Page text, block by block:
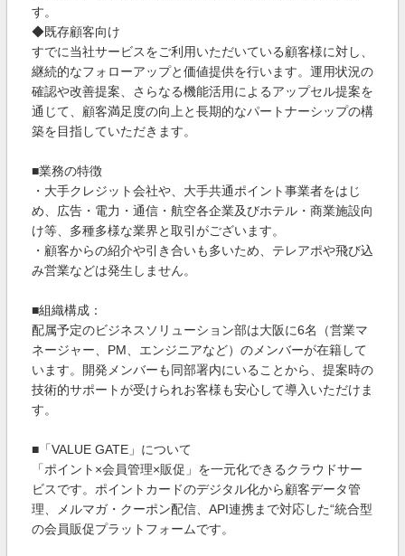
す。
◆既存顧客向け
すでに当社サービスをご利用いただいている顧客様に対し、
継続的なフォローアップと価値提供を行います。運用状況の
確認や改善提案、さらなる機能活用によるアップセル提案を
通じて、顧客満足度の向上と長期的なパートナーシップの構
築を目指していただきます。
■業務の特徴
・大手クレジット会社や、大手共通ポイント事業者をはじ
め、広告・電力・通信・航空各企業及びホテル・商業施設向
け等、多種多様な業界と取引がございます。
・顧客からの紹介や引き合いも多いため、テレアポや飛び込
み営業などは発生しません。
■組織構成：
配属予定のビジネスソリューション部は大阪に6名（営業マ
ネージャー、PM、エンジニアなど）のメンバーが在籍して
います。開発メンバーも同部署内にいることから、提案時の
技術的サポートが受けられお客様も安心して導入いただけま
す。
■「VALUE GATE」について
「ポイント×会員管理×販促」を一元化できるクラウドサー
ビスです。ポイントカードのデジタル化から顧客データ管
理、メルマガ・クーポン配信、API連携まで対応した“統合型
の会員販促プラットフォームです。